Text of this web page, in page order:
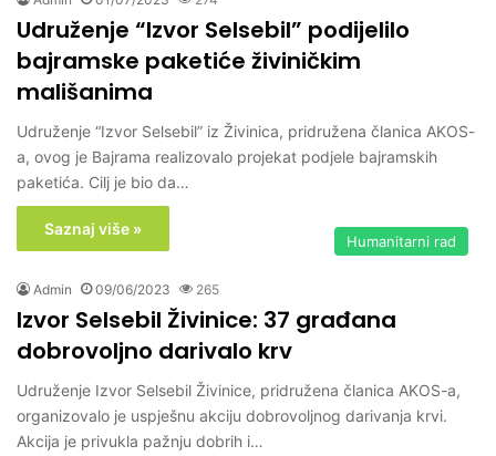
Udruženje “Izvor Selsebil” podijelilo
bajramske paketiće živiničkim
mališanima
Udruženje “Izvor Selsebil” iz Živinica, pridružena članica AKOS-
a, ovog je Bajrama realizovalo projekat podjele bajramskih
paketića. Cilj je bio da…
Saznaj više »
Humanitarni rad
Admin 09/06/2023 265
Izvor Selsebil Živinice: 37 građana
dobrovoljno darivalo krv
Udruženje Izvor Selsebil Živinice, pridružena članica AKOS-a,
organizovalo je uspješnu akciju dobrovoljnog darivanja krvi.
Akcija je privukla pažnju dobrih i…